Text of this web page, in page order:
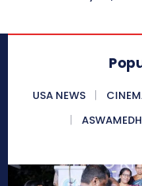
USA NEWS